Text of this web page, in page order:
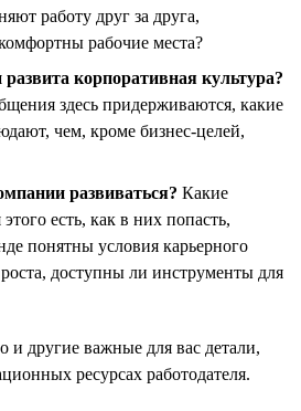
работу друг за друга,
рабочие места?
развита корпоративная культура?
здесь придерживаются, какие
чем, кроме бизнес-целей,
развиваться? Какие
есть, как в них попасть,
понятны условия карьерного
доступны ли инструменты для
и другие важные для вас детали,
ресурсах работодателя.